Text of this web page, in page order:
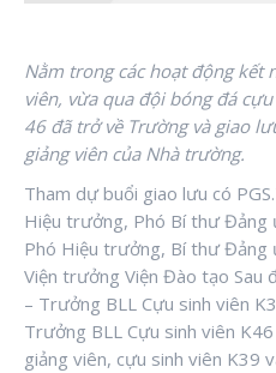
Nằm trong các hoạt động kết
viên, vừa qua đội bóng đá
46 đã trở về Trường và giao
giảng viên của Nhà trường.
Tham dự buổi giao lưu có
Hiệu trưởng, Phó Bí thư Đảng
Phó Hiệu trưởng, Bí thư Đảng
Viện trưởng Viện Đào tạo Sau
– Trưởng BLL Cựu sinh viên
Trưởng BLL Cựu sinh viên
giảng viên, cựu sinh viên K39